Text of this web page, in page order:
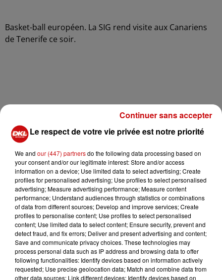
Basket-ball européen. La SIG rend visite aux Canariens
de Tenerife ce soir.
À LA UNE
DKL en direct du Casino Barrière
Blotzheim !
Mulhouse : un homme condamné à
trois mois de prison avec sursis...
Le respect de votre vie privée est notre priorité
We and our (447) partnersdo the following data processing based on
your consent and/or our legitimate interest: Store and/or access
information on a device; Use limited data to select advertising; Create
profiles for personalised advertising; Use profiles to select personalised
advertising; Measure advertising performance; Measure content
performance; Understand audiences through statistics or combinations
of data from different sources; Develop and improve services; Create
profiles to personalise content; Use profiles to select personalised
content; Use limited data to select content; Ensure security, prevent and
detect fraud, and fix errors; Deliver and present advertising and content;
Save and communicate privacy choices. These technologies may
process personal data such as IP address and browsing data to offer
following functionalities: Identify devices based on information actively
requested; Use precise geolocation data; Match and combine data from
other data sources; Link different devices; Identify devices based on
Continuer sans accepter